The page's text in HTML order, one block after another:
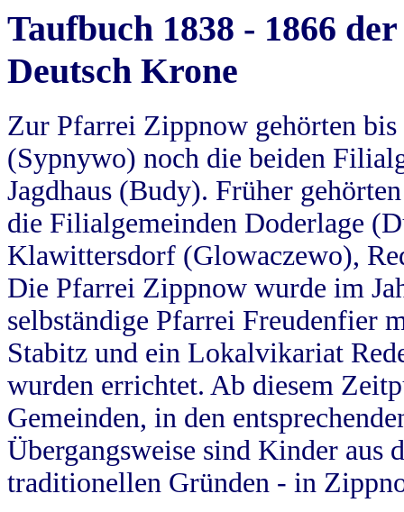
Taufbuch 1838 - 1866
Deutsch Krone
Zur Pfarrei Zippnow gehörten
(Sypnywo) noch die beiden
Jagdhaus (Budy). Früher
die Filialgemeinden Doderlage
Klawittersdorf (Glowaczewo),
Die Pfarrei Zippnow wurde im
selbständige Pfarrei Freudenfier
Stabitz und ein Lokalvikariat
wurden errichtet. Ab diesem
Gemeinden, in den
Übergangsweise sind Kinder aus
traditionellen Gründen - in